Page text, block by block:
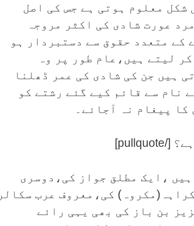
شکل معلوم ہوتی ہے جس کی اصل
عورت شادی کی اکثر مروجہ
کے متعدد حقوق سے دستبردار ہو
لیتے ہیں،عام طور پر وہ
ہیں جن کی شادی کی عمر ڈھلنا
نام سے قائم کیے گئے رشتے کو
پیغام نہ آجائے۔
،ایک مطلق جواز کی،دوسری
کی،معروف عرب سکالر
بن باز کی بھی یہی رائے